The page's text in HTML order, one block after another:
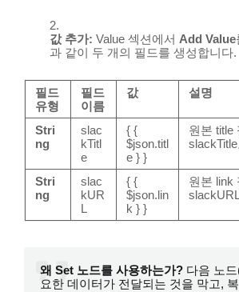
값 추가: Value 섹션에서 Add Value
과 같이 두 개의 필드를 생성합니다.
필드
유형
필드
이름
값 설명
Stri
ng
slac
kTitl
e
{ {
$json.titl
e } }
원본 title
slackTitle
Stri
ng
slac
kUR
L
{ {
$json.lin
k } }
원본 link
slackURL
왜 Set 노드를 사용하는가? 다음 노
요한 데이터가 전달되는 것을 막고,